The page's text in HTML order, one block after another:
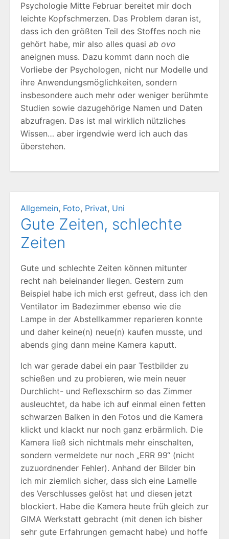
Psychologie Mitte Februar bereitet mir doch
leichte Kopfschmerzen. Das Problem daran ist,
dass ich den größten Teil des Stoffes noch nie
gehört habe, mir also alles quasi ab ovo
aneignen muss. Dazu kommt dann noch die
Vorliebe der Psychologen, nicht nur Modelle und
ihre Anwendungsmöglichkeiten, sondern
insbesondere auch mehr oder weniger berühmte
Studien sowie dazugehörige Namen und Daten
abzufragen. Das ist mal wirklich nützliches
Wissen… aber irgendwie werd ich auch das
überstehen.
Allgemein, Foto, Privat, Uni
Gute Zeiten, schlechte
Zeiten
Gute und schlechte Zeiten können mitunter
recht nah beieinander liegen. Gestern zum
Beispiel habe ich mich erst gefreut, dass ich den
Ventilator im Badezimmer ebenso wie die
Lampe in der Abstellkammer reparieren konnte
und daher keine(n) neue(n) kaufen musste, und
abends ging dann meine Kamera kaputt.
Ich war gerade dabei ein paar Testbilder zu
schießen und zu probieren, wie mein neuer
Durchlicht- und Reflexschirm so das Zimmer
ausleuchtet, da habe ich auf einmal einen fetten
schwarzen Balken in den Fotos und die Kamera
klickt und klackt nur noch ganz erbärmlich. Die
Kamera ließ sich nichtmals mehr einschalten,
sondern vermeldete nur noch „ERR 99“ (nicht
zuzuordnender Fehler). Anhand der Bilder bin
ich mir ziemlich sicher, dass sich eine Lamelle
des Verschlusses gelöst hat und diesen jetzt
blockiert. Habe die Kamera heute früh gleich zur
GIMA Werkstatt gebracht (mit denen ich bisher
sehr gute Erfahrungen gemacht habe) und hoffe